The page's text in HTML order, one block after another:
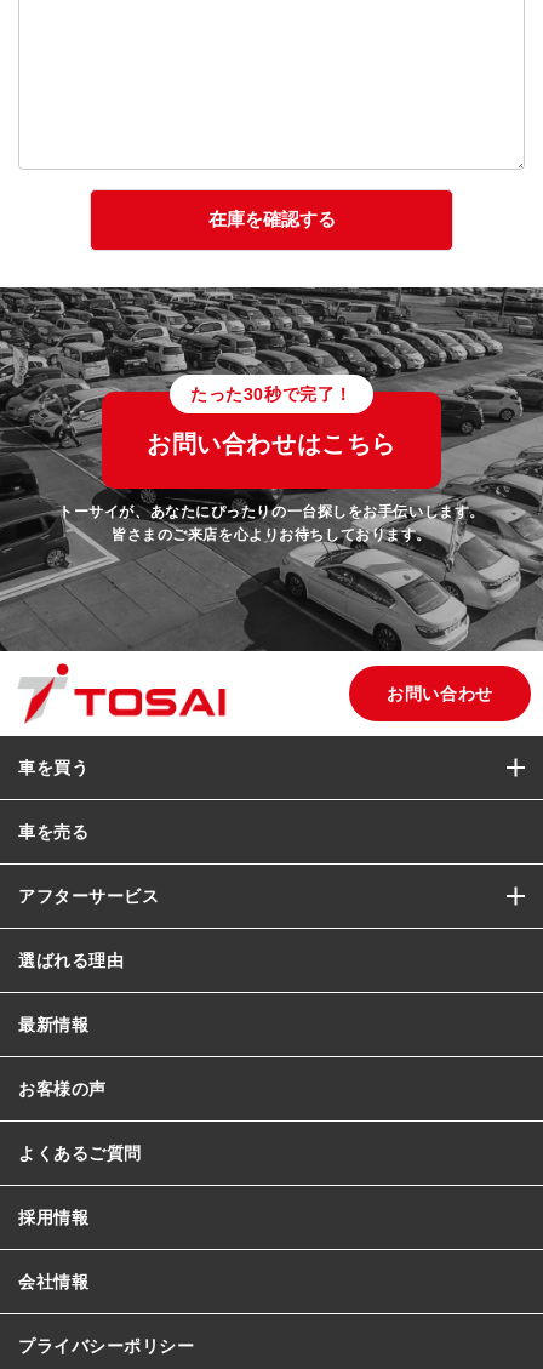
たった30秒で完了！
お問い合わせはこちら
トーサイが、あなたにぴったりの一台探しをお手伝いします。
皆さまのご来店を心よりお待ちしております。
お問い合わせ
車を買う
車を売る
アフターサービス
選ばれる理由
最新情報
お客様の声
よくあるご質問
採用情報
会社情報
プライバシーポリシー